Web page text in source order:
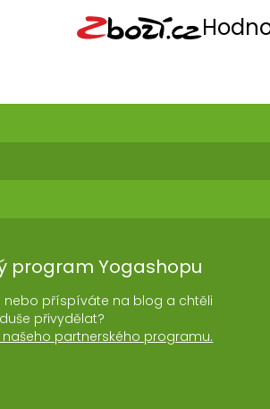
program Yogashopu
nebo příspíváte na blog a chtěli
přivydělat?
partnerského programu.